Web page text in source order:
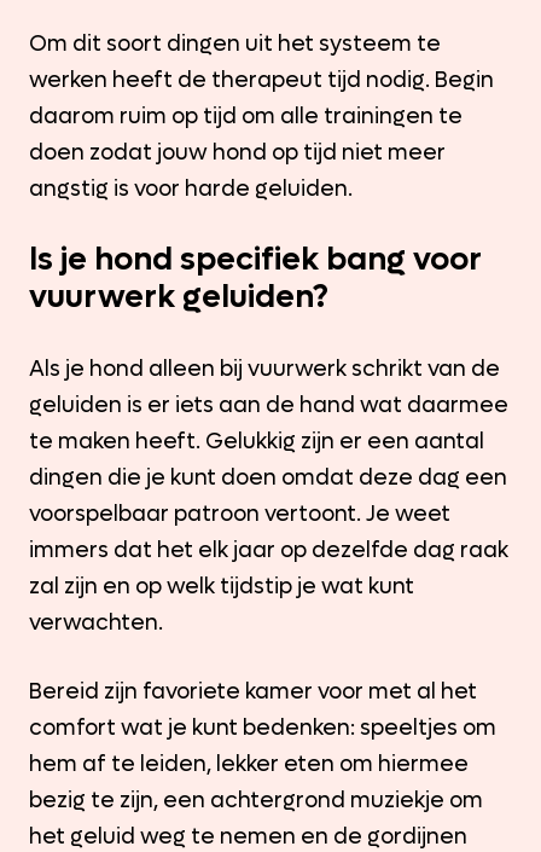
Om dit soort dingen uit het systeem te
werken heeft de therapeut tijd nodig. Begin
daarom ruim op tijd om alle trainingen te
doen zodat jouw hond op tijd niet meer
angstig is voor harde geluiden.
Is je hond specifiek bang voor
vuurwerk geluiden?
Als je hond alleen bij vuurwerk schrikt van de
geluiden is er iets aan de hand wat daarmee
te maken heeft. Gelukkig zijn er een aantal
dingen die je kunt doen omdat deze dag een
voorspelbaar patroon vertoont. Je weet
immers dat het elk jaar op dezelfde dag raak
zal zijn en op welk tijdstip je wat kunt
verwachten.
Bereid zijn favoriete kamer voor met al het
comfort wat je kunt bedenken: speeltjes om
hem af te leiden, lekker eten om hiermee
bezig te zijn, een achtergrond muziekje om
het geluid weg te nemen en de gordijnen